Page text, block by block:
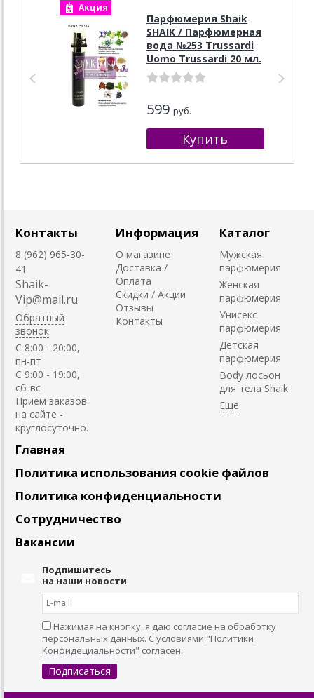
Акция
Парфюмерия Shaik
SHAIK / Парфюмерная
вода №253 Trussardi
Uomo Trussardi 20 мл.
599 руб.
Контакты
8 (962) 965-30-
41
Shaik-
Vip@mail.ru
Обратный
звонок
C 8:00 - 20:00,
пн-пт
С 9:00 - 19:00,
сб-вс
Приём заказов
на сайте -
круглосуточно.
Информация
О магазине
Доставка /
Оплата
Скидки / Акции
Отзывы
Контакты
Каталог
Мужская
парфюмерия
Женская
парфюмерия
Унисекс
парфюмерия
Детская
парфюмерия
Body лосьон
для тела Shaik
Главная
Политика использования cookie файлов
Политика конфиденциальности
Сотрудничество
Вакансии
Подпишитесь
на наши новости
Нажимая на кнопку, я даю согласие на обработку
персональных данных. С условиями "Политики
Конфидециальности" согласен.